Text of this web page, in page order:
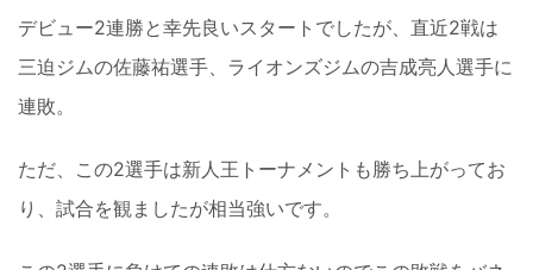
デビュー2連勝と幸先良いスタートでしたが、直近2戦は
三迫ジムの佐藤祐選手、ライオンズジムの吉成亮人選手に
連敗。
ただ、この2選手は新人王トーナメントも勝ち上がってお
り、試合を観ましたが相当強いです。